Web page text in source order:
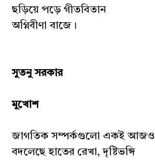
ছড়িয়ে পড়ে গীতবিতান
অগ্নিবীণা বাজে।
সুতনু সরকার
মুখোশ
জাগতিক সম্পর্কগুলো একই আজও
বদলেছে হাতের রেখা, দৃষ্টিভঙ্গি